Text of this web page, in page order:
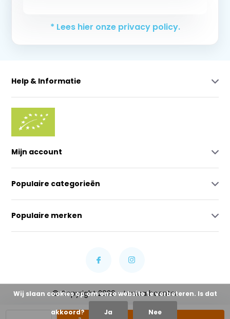
* Lees hier onze privacy policy.
Help & Informatie
Mijn account
Populaire categorieën
Populaire merken
© Copyright 2026 - Lowcarbcenter
Wij slaan cookies op om onze website te verbeteren. Is dat
akkoord? Ja Nee